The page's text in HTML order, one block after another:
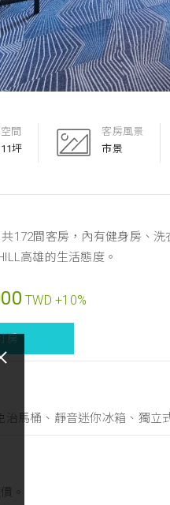
間
坪
客房風景
市景
172間客房，內有健身房、
高雄的生活態度。
TWD +10%
房
治馬桶、靜音迷你冰箱、獨立
。